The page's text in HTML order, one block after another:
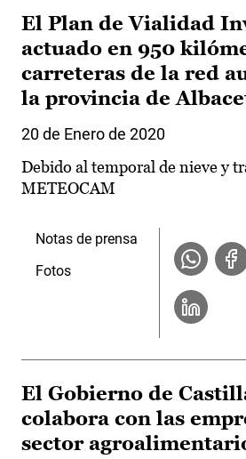
El Plan de Vialidad
actuado en 950
carreteras de la red
la provincia de
20 de Enero de 2020
Debido al temporal de nieve y
METEOCAM
Notas de prensa
Fotos
El Gobierno de
colabora con las
sector